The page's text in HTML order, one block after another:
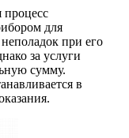
процесс
для
при его
за услуги
сумму.
в